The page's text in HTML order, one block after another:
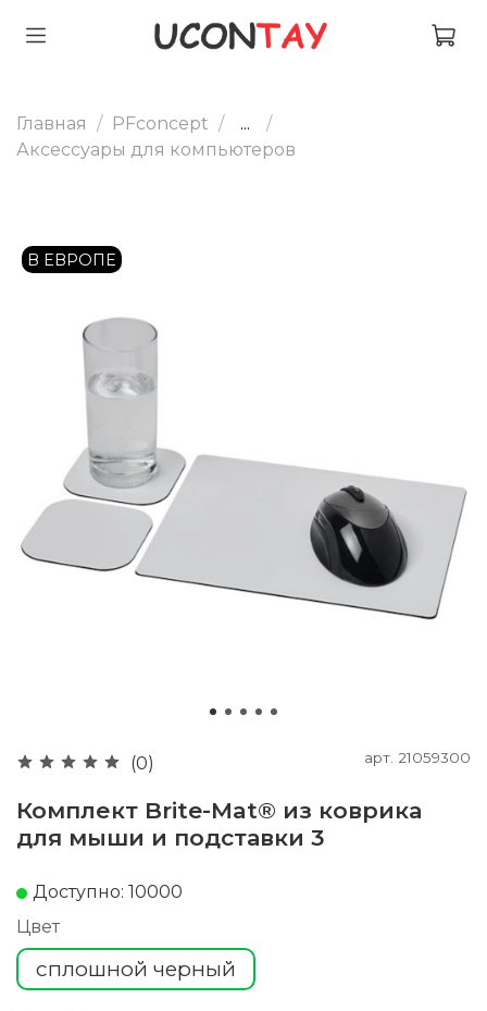
Главная PFconcept
...
Аксессуары для компьютеров
В ЕВРОПЕ
(0) арт. 21059300
Комплект Brite-Mat® из коврика
для мыши и подставки 3
Доступно: 10000
Цвет
сплошной черный